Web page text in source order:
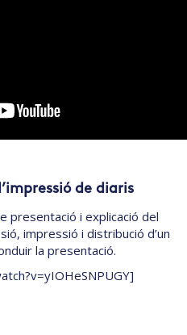
de diaris
presentació i explicació del
impressió i distribució d’un
la presentació.